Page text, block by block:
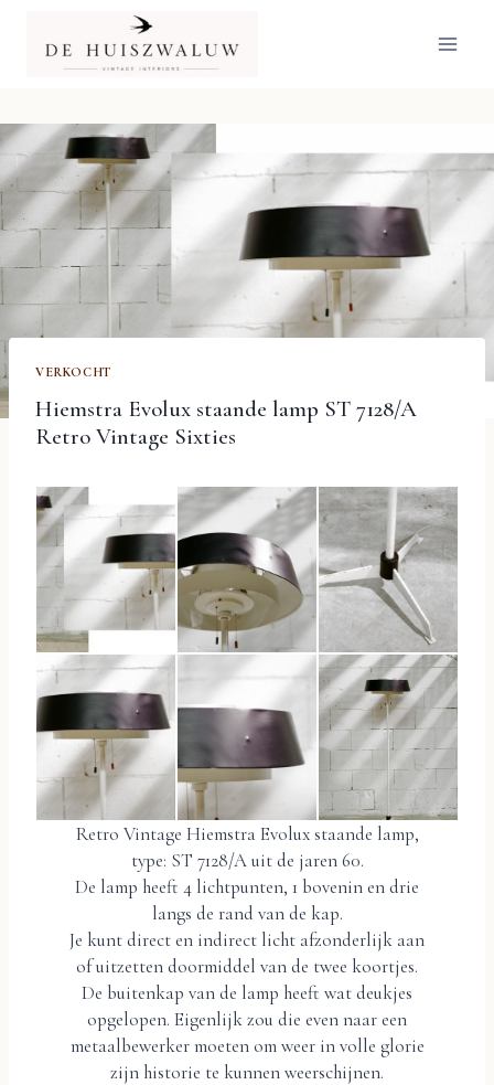
inhoud
VERKOCHT
Hiemstra Evolux staande lamp ST 7128/A
Retro Vintage Sixties
Retro Vintage Hiemstra Evolux staande lamp,
type: ST 7128/A uit de jaren 60.
De lamp heeft 4 lichtpunten, 1 bovenin en drie
langs de rand van de kap.
Je kunt direct en indirect licht afzonderlijk aan
of uitzetten doormiddel van de twee koortjes.
De buitenkap van de lamp heeft wat deukjes
opgelopen. Eigenlijk zou die even naar een
metaalbewerker moeten om weer in volle glorie
zijn historie te kunnen weerschijnen.